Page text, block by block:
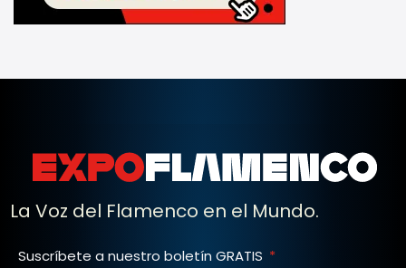
La Voz del Flamenco en el Mundo.
Suscríbete a nuestro boletín GRATIS